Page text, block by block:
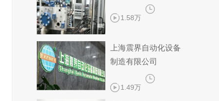
1.58万
上海震界自动化设备
制造有限公司
1.49万